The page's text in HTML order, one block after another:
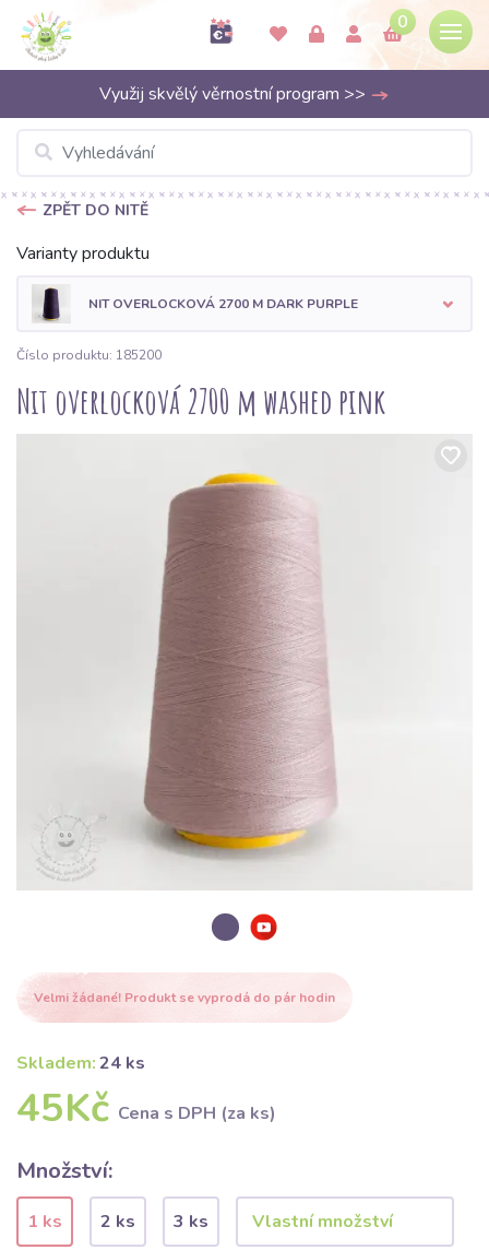
0
Využij skvělý věrnostní program >>
ZPĚT DO NITĚ
Varianty produktu
NIT OVERLOCKOVÁ 2700 M DARK PURPLE
Číslo produktu: 185200
Nit overlocková 2700 m washed pink
Velmi žádané! Produkt se vyprodá do pár hodin
Skladem:24 ks
45Kč Cena s DPH (za ks)
Množství:
1 ks 2 ks
3 ks